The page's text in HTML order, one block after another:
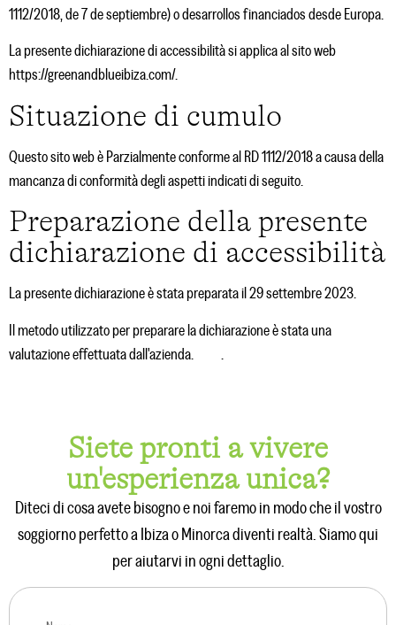
1112/2018, de 7 de septiembre) o desarrollos financiados desde Europa.
La presente dichiarazione di accessibilità si applica al sito web
https://greenandblueibiza.com/.
Situazione di cumulo
Questo sito web è Parzialmente conforme al RD 1112/2018 a causa della
mancanza di conformità degli aspetti indicati di seguito.
Preparazione della presente
dichiarazione di accessibilità
La presente dichiarazione è stata preparata il 29 settembre 2023.
Il metodo utilizzato per preparare la dichiarazione è stata una
valutazione effettuata dall'azienda.
Siete pronti a vivere
un'esperienza unica?
Diteci di cosa avete bisogno e noi faremo in modo che il vostro
soggiorno perfetto a Ibiza o Minorca diventi realtà. Siamo qui
per aiutarvi in ogni dettaglio.